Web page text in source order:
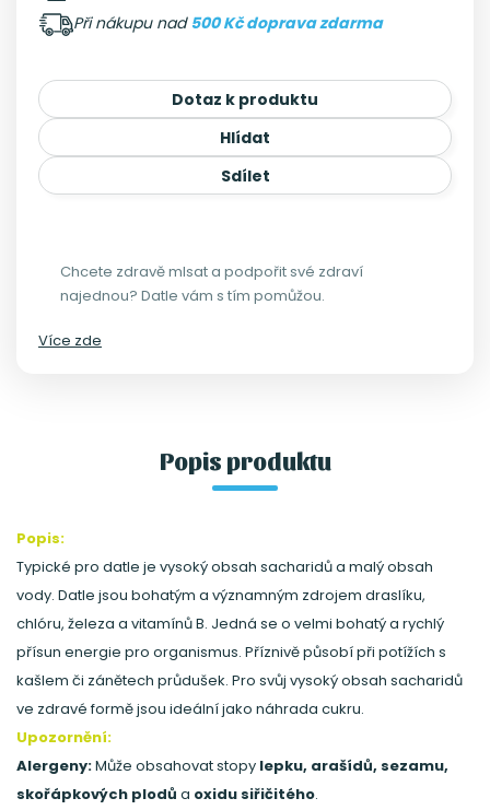
Při nákupu nad 500 Kč doprava zdarma
Dotaz k produktu
Hlídat
Sdílet
Chcete zdravě mlsat a podpořit své zdraví
najednou? Datle vám s tím pomůžou.
Více zde
Popis produktu
Popis:
Typické pro datle je vysoký obsah sacharidů a malý obsah
vody. Datle jsou bohatým a významným zdrojem draslíku,
chlóru, železa a vitamínů B. Jedná se o velmi bohatý a rychlý
přísun energie pro organismus. Příznivě působí při potížích s
kašlem či zánětech průdušek. Pro svůj vysoký obsah sacharidů
ve zdravé formě jsou ideální jako náhrada cukru.
Upozornění:
Alergeny:Může obsahovat stopy lepku, arašídů, sezamu,
skořápkových plodů a oxidu siřičitého.